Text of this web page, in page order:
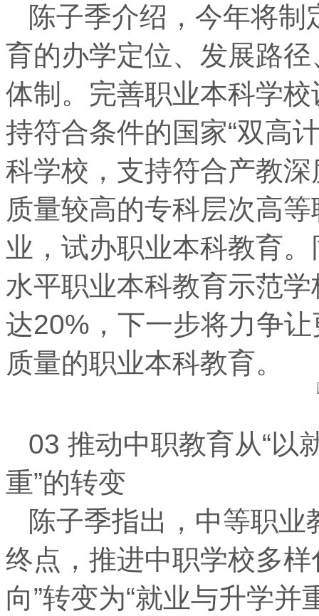
陈子季介绍，今年将
育的办学定位、发展路
体制。完善职业本科学
持符合条件的国家“双高
科学校，支持符合产教
质量较高的专科层次高
业，试办职业本科教育
水平职业本科教育示范
达20%，下一步将力争
质量的职业本科教育。
03 推动中职教育从“以
重”的转变
陈子季指出，中等职
终点，推进中职学校多
向”转变为“就业与升学并